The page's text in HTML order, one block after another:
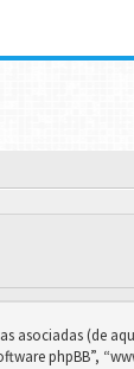
(de
phpBB”,